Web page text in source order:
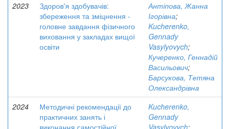
2023
Здоров'я здобувачів:
збереження та зміцнення -
головне завдання фізичного
виховання у закладах вищої
освіти
Антіпова, Жанна
Ігорівна;
Kucherenko,
Gennady
Vasylyovych;
Кучеренко, Геннадій
Васильович;
Барсукова, Тетяна
Олександрівна
2024
Методичні рекомендації до
практичних занять і
виконання самостійної
Kucherenko,
Gennady
Vasylyovych;